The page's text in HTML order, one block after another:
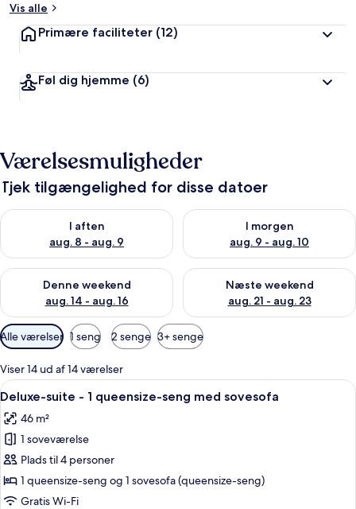
Vis alle
Primære faciliteter (12)
Føl dig hjemme (6)
Værelsesmuligheder
Tjek tilgængelighed for disse datoer
I aften
aug. 8 - aug. 9
Tjek tilgængelighed for i aften aug. 8 - aug. 9
I morgen
aug. 9 - aug. 10
Tjek tilgængelighed for i
Denne weekend
aug. 14 - aug. 16
Tjek tilgængelighed for denne weekend aug. 14 - aug. 16
Næste weekend
aug. 21 - aug. 23
Tjek tilgængelighed for næste
Tilgængelige
filtre
for
værelser
Alle værelser 1 seng 2 senge 3+ senge
Viser 14 ud af 14 værelser
Indlæs
alle
billeder
af
Deluxe-
suite
-
En pænt redt seng med et quiltet
8
Deluxe-suite - 1 queensize-seng med sovesofa
46 m²
1 soveværelse
Plads til 4 personer
1 queensize-seng og 1 sovesofa (queensize-seng)
Gratis Wi-Fi